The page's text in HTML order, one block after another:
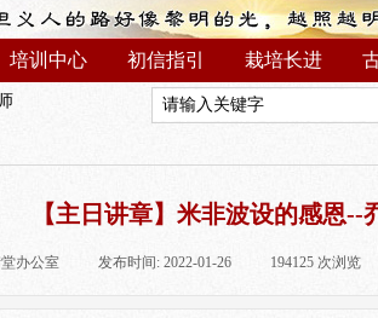
培训中心 初信指引 栽培长进
【主日讲章】米非波设的感恩--
办公室 发布时间: 2022-01-26 194125 次浏览